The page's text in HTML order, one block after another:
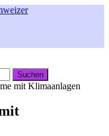
mit Klimaanlagen